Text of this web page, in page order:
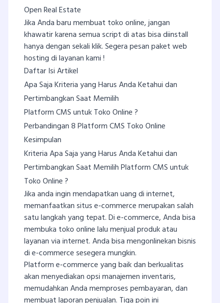
Open Real Estate
Jika Anda baru membuat toko online, jangan
khawatir karena semua script di atas bisa diinstall
hanya dengan sekali klik. Segera pesan paket web
hosting di layanan kami !
Daftar Isi Artikel
Apa Saja Kriteria yang Harus Anda Ketahui dan
Pertimbangkan Saat Memilih
Platform CMS untuk Toko Online ?
Perbandingan 8 Platform CMS Toko Online
Kesimpulan
Kriteria Apa Saja yang Harus Anda Ketahui dan
Pertimbangkan Saat Memilih Platform CMS untuk
Toko Online ?
Jika anda ingin mendapatkan uang di internet,
memanfaatkan situs e-commerce merupakan salah
satu langkah yang tepat. Di e-commerce, Anda bisa
membuka toko online lalu menjual produk atau
layanan via internet. Anda bisa mengonlinekan bisnis
di e-commerce sesegera mungkin.
Platform e-commerce yang baik dan berkualitas
akan menyediakan opsi manajemen inventaris,
memudahkan Anda memproses pembayaran, dan